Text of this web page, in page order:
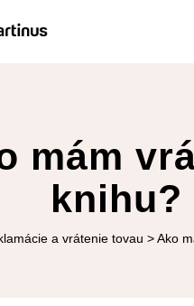
mám
knihu?
a vrátenie tovau > Ako